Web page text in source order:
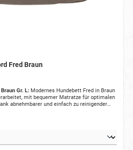
Fred Braun
Gr. L:Modernes Hundebett Fred in Braun
mit bequemer Matratze für optimalen
abnehmbarer und einfach zu reinigender